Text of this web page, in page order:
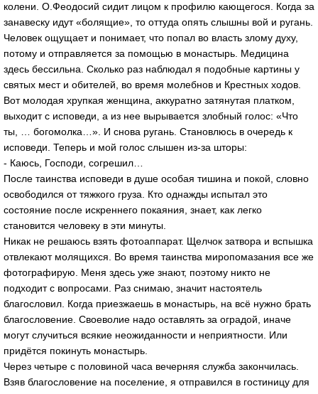
колени. О.Феодосий сидит лицом к профилю кающегося. Когда за
занавеску идут «болящие», то оттуда опять слышны вой и ругань.
Человек ощущает и понимает, что попал во власть злому духу,
потому и отправляется за помощью в монастырь. Медицина
здесь бессильна. Сколько раз наблюдал я подобные картины у
святых мест и обителей, во время молебнов и Крестных ходов.
Вот молодая хрупкая женщина, аккуратно затянутая платком,
выходит с исповеди, а из нее вырывается злобный голос: «Что
ты, … богомолка…». И снова ругань. Становлюсь в очередь к
исповеди. Теперь и мой голос слышен из-за шторы:
- Каюсь, Господи, согрешил…
После таинства исповеди в душе особая тишина и покой, словно
освободился от тяжкого груза. Кто однажды испытал это
состояние после искреннего покаяния, знает, как легко
становится человеку в эти минуты.
Никак не решаюсь взять фотоаппарат. Щелчок затвора и вспышка
отвлекают молящихся. Во время таинства миропомазания все же
фотографирую. Меня здесь уже знают, поэтому никто не
подходит с вопросами. Раз снимаю, значит настоятель
благословил. Когда приезжаешь в монастырь, на всё нужно брать
благословение. Своеволие надо оставлять за оградой, иначе
могут случиться всякие неожиданности и неприятности. Или
придётся покинуть монастырь.
Через четыре с половиной часа вечерняя служба закончилась.
Взяв благословение на поселение, я отправился в гостиницу для